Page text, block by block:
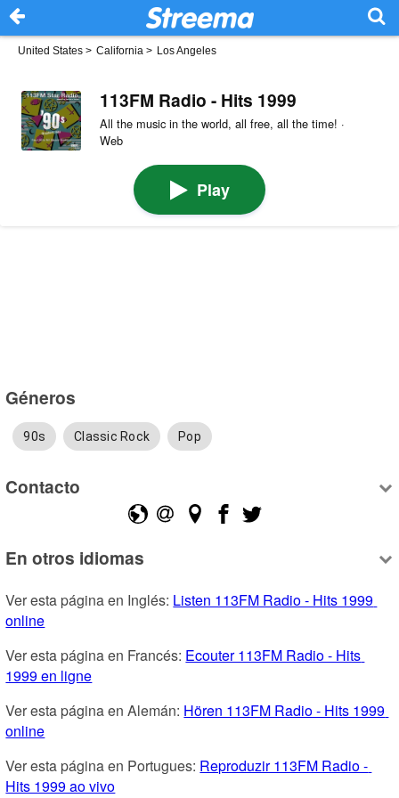
United States > California > Los Angeles
113FM Radio - Hits 1999
All the music in the world, all free, all the time! ·
Web
Play
Géneros
90s Classic Rock Pop
Contacto
En otros idiomas
Ver esta página en Inglés: Listen 113FM Radio - Hits 1999
online
Ver esta página en Francés: Ecouter 113FM Radio - Hits
1999 en ligne
Ver esta página en Alemán: Hören 113FM Radio - Hits 1999
online
Ver esta página en Portugues: Reproduzir 113FM Radio -
Hits 1999 ao vivo